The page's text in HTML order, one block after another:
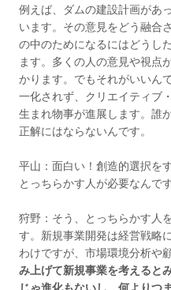
例えば、ダムの建設計画があ
います。その意見をどう融合
の中のためになるにはどうし
ます。多くの人の意見や視点
かります。でもそれがいいん
一化されず、クリエイティブ
生まれ物事が進展します。誰
正解にはならないんです。
平山：面白い！創造的選択を
とっちらかす人が必要なんです
狩野：そう、とっちらかす人
す。新規事業開発は経営戦略
わけですが、市場環境分析や
み上げて新規事業を考えると